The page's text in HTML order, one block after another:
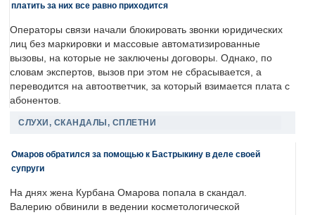
платить за них все равно приходится
Операторы связи начали блокировать звонки юридических
лиц без маркировки и массовые автоматизированные
вызовы, на которые не заключены договоры. Однако, по
словам экспертов, вызов при этом не сбрасывается, а
переводится на автоответчик, за который взимается плата с
абонентов.
СЛУХИ, СКАНДАЛЫ, СПЛЕТНИ
Омаров обратился за помощью к Бастрыкину в деле своей
супруги
На днях жена Курбана Омарова попала в скандал.
Валерию обвинили в ведении косметологической